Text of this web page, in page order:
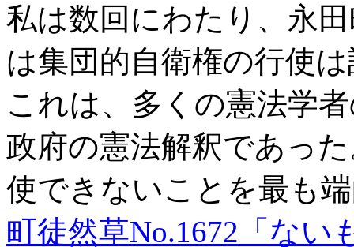
私は数回にわたり、永
は集団的自衛権の行使
これは、多くの憲法学
政府の憲法解釈であっ
使できないことを最も
町徒然草No.1672「ない